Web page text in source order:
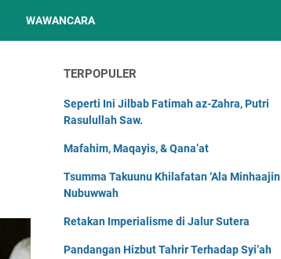
WAWANCARA
TERPOPULER
Seperti Ini Jilbab Fatimah az-Zahra, Putri
Rasulullah Saw.
Mafahim, Maqayis, & Qana’at
Tsumma Takuunu Khilafatan ‘Ala Minhaajin
Nubuwwah
Retakan Imperialisme di Jalur Sutera
Pandangan Hizbut Tahrir Terhadap Syi’ah